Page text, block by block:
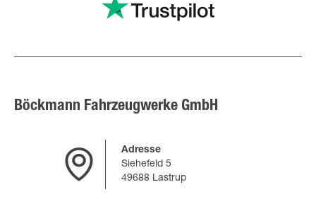
Böckmann Fahrzeugwerke GmbH
Adresse
Siehefeld 5
49688 Lastrup